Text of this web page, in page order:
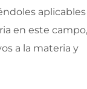
aplicables
en este campo,
a la materia y